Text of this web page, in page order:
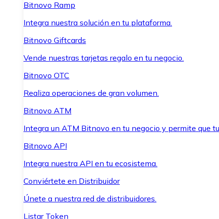
Bitnovo Ramp
Integra nuestra solución en tu plataforma.
Bitnovo Giftcards
Vende nuestras tarjetas regalo en tu negocio.
Bitnovo OTC
Realiza operaciones de gran volumen.
Bitnovo ATM
Integra un ATM Bitnovo en tu negocio y permite que
Bitnovo API
Integra nuestra API en tu ecosistema.
Conviértete en Distribuidor
Únete a nuestra red de distribuidores.
Listar Token